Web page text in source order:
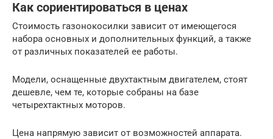
Как сориентироваться в ценах
Стоимость газонокосилки зависит от имеющегося
набора основных и дополнительных функций, а также
от различных показателей ее работы.
Модели, оснащенные двухтактным двигателем, стоят
дешевле, чем те, которые собраны на базе
четырехтактных моторов.
Цена напрямую зависит от возможностей аппарата.